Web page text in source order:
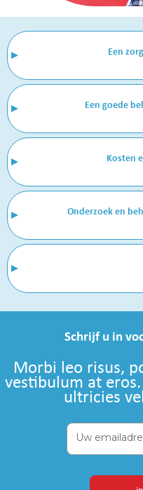
Een
Een goede
Kosten
Onderzoek en
Schrijf u in
Morbi leo risus,
vestibulum at
ultricies